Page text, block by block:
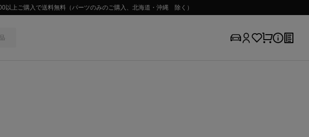
上ご購入で送料無料（パーツのみのご購入、北海道・沖縄 除く）